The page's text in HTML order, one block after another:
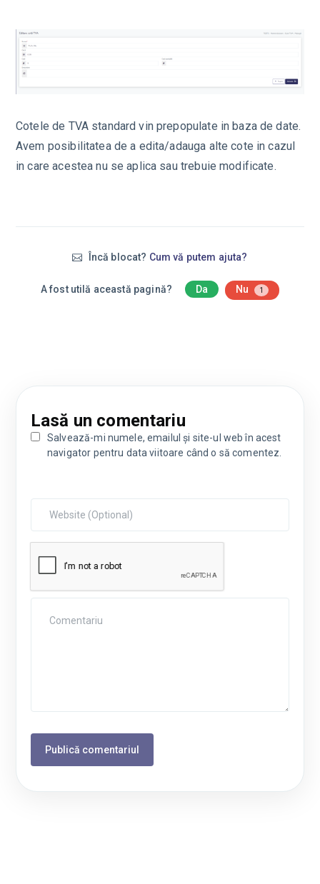
Cotele de TVA standard vin prepopulate in baza de date.
Avem posibilitatea de a edita/adauga alte cote in cazul
in care acestea nu se aplica sau trebuie modificate.
Încă blocat? Cum vă putem ajuta?
A fost utilă această pagină? Da Nu 1
Lasă un comentariu
Salvează-mi numele, emailul și site-ul web în acest
navigator pentru data viitoare când o să comentez.